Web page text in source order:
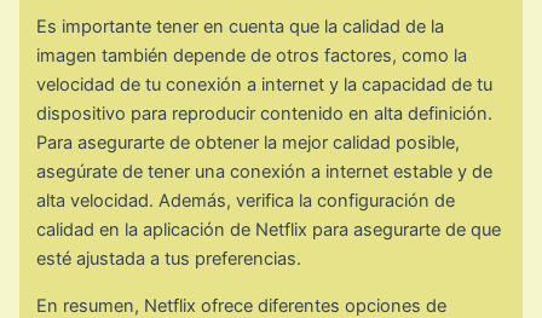
Es importante tener en cuenta que la calidad de la
imagen también depende de otros factores, como la
velocidad de tu conexión a internet y la capacidad de tu
dispositivo para reproducir contenido en alta definición.
Para asegurarte de obtener la mejor calidad posible,
asegúrate de tener una conexión a internet estable y de
alta velocidad. Además, verifica la configuración de
calidad en la aplicación de Netflix para asegurarte de que
esté ajustada a tus preferencias.
En resumen, Netflix ofrece diferentes opciones de